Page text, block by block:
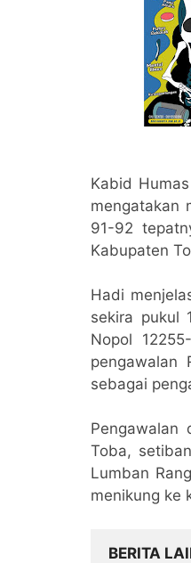
Kabid
mengatakan
91-92
Kabupaten
Hadi
sekira pukul
Nopol
pengawalan
sebagai
Pengawalan
Toba,
Lumban
menikung ke
BERITA